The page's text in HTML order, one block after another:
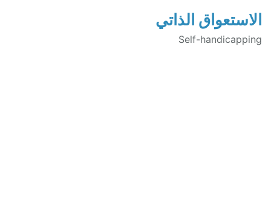
الاستعواق الذاتي
Self-handicapping